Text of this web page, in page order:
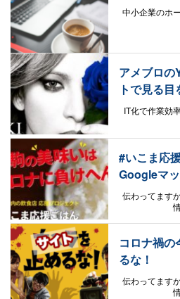
中小企業のホ
アメブロの
トで見る目
IT化で作業効
#いこま応
Googleマ
伝わってます
コロナ禍の
るな！
伝わってます